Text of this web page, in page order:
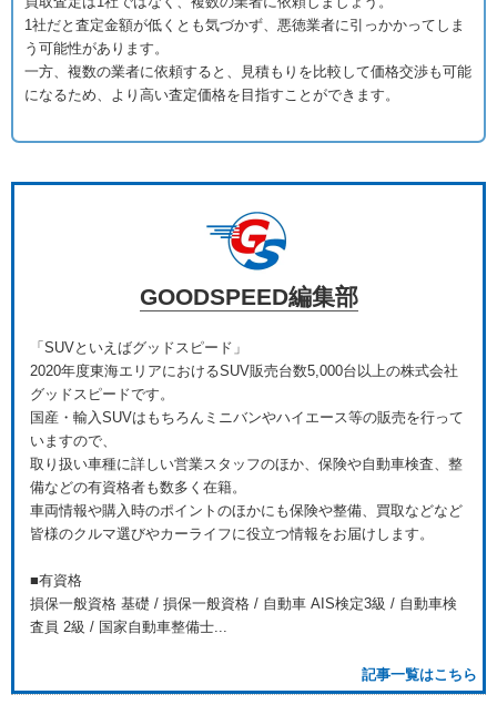
1社だと査定金額が低くとも気づかず、悪徳業者に引っかかってしま
う可能性があります。
一方、複数の業者に依頼すると、見積もりを比較して価格交渉も可能
になるため、より高い査定価格を目指すことができます。
GOODSPEED編集部
「SUVといえばグッドスピード」
2020年度東海エリアにおけるSUV販売台数5,000台以上の株式会社
グッドスピードです。
国産・輸入SUVはもちろんミニバンやハイエース等の販売を行って
いますので、
取り扱い車種に詳しい営業スタッフのほか、保険や自動車検査、整
備などの有資格者も数多く在籍。
車両情報や購入時のポイントのほかにも保険や整備、買取などなど
皆様のクルマ選びやカーライフに役立つ情報をお届けします。
■有資格
損保一般資格 基礎 / 損保一般資格 / 自動車 AIS検定3級 / 自動車検
査員 2級 / 国家自動車整備士...
記事一覧はこちら